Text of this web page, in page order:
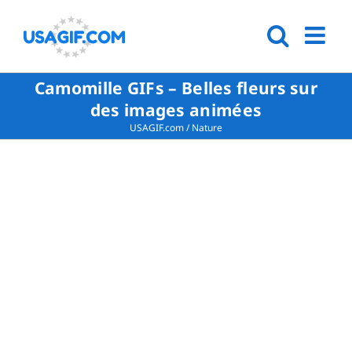
Camomille GIFs – Belles fleurs sur
des images animées
USAGIF.com/Nature